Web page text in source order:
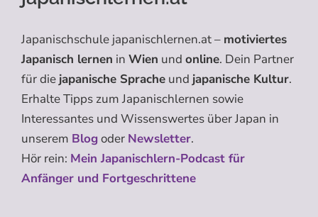
Japanischschule japanischlernen.at – motiviertes
Japanisch lernen in Wien und online. Dein Partner
für die japanische Sprache und japanische Kultur.
Erhalte Tipps zum Japanischlernen sowie
Interessantes und Wissenswertes über Japan in
unserem Blogoder Newsletter.
Hör rein: Mein Japanischlern-Podcast für
Anfänger und Fortgeschrittene